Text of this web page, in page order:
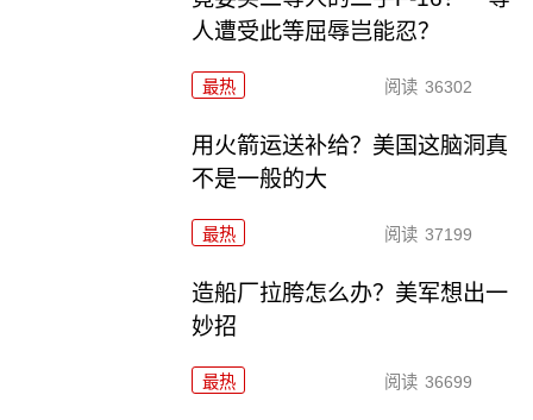
人遭受此等屈辱岂能忍？
最热 阅读 36302
用火箭运送补给？美国这脑洞真
不是一般的大
最热 阅读 37199
造船厂拉胯怎么办？美军想出一
妙招
最热 阅读 36699